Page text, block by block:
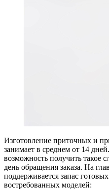
Изготовление приточных и
занимает в среднем от 14
возможность получить такое
день обращения заказа. На
поддерживается запас
востребованных моделей: